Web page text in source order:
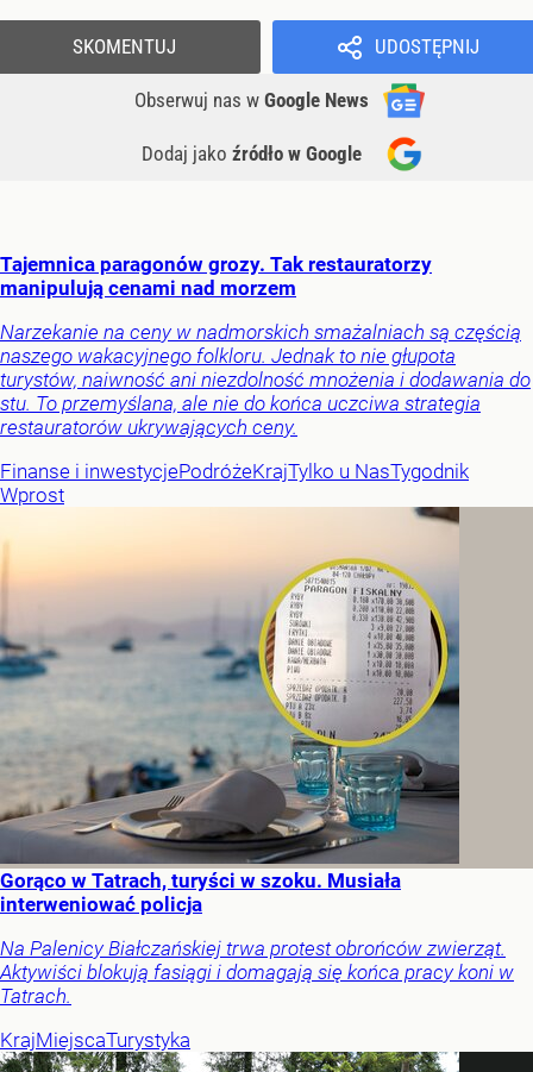
UDOSTĘPNIJ
Obserwuj nas w Google News
Dodaj jako źródło w Google
SKOMENTUJ
Tajemnica paragonów grozy. Tak restauratorzy
manipulują cenami nad morzem
Narzekanie na ceny w nadmorskich smażalniach są częścią
naszego wakacyjnego folkloru. Jednak to nie głupota
turystów, naiwność ani niezdolność mnożenia i dodawania do
stu. To przemyślana, ale nie do końca uczciwa strategia
restauratorów ukrywających ceny.
Finanse i inwestycjePodróżeKrajTylko u NasTygodnik
Wprost
Gorąco w Tatrach, turyści w szoku. Musiała
interweniować policja
Na Palenicy Białczańskiej trwa protest obrońców zwierząt.
Aktywiści blokują fasiągi i domagają się końca pracy koni w
Tatrach.
KrajMiejscaTurystyka